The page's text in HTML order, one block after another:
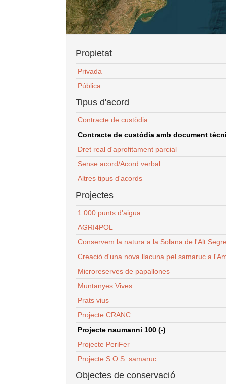
Propietat
Privada
Pública
Tipus d'acord
Contracte de custòdia
Contracte de custòdia amb document
Dret real d'aprofitament parcial
Sense acord/Acord verbal
Altres tipus d'acords
Projectes
1.000 punts d'aigua
AGRI4POL
Conservem la natura a la Solana de l'Alt
Creació d'una nova llacuna pel samaruc a
Microreserves de papallones
Muntanyes Vives
Prats vius
Projecte CRANC
Projecte naumanni 100 (-)
Projecte PeriFer
Projecte S.O.S. samaruc
Objectes de conservació